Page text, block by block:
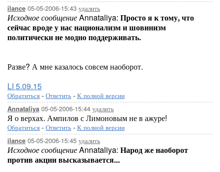
ilance 05-05-2006-15:43 удалить
Исходное сообщениеAnnataliya: Просто я к тому, что
сейчас вроде у нас национализм и шовинизм
политически не модно поддерживать.
Разве? А мне казалось совсем наоборот.
LI 5.09.15
Обратиться - Ответить - К полной версии
Annataliya 05-05-2006-15:44 удалить
Я о верхах. Ампилов с Лимоновым не в ажуре!
Обратиться - Ответить - К полной версии
ilance 05-05-2006-15:45 удалить
Исходное сообщениеAnnataliya: Народ же наоборот
против акции высказывается...